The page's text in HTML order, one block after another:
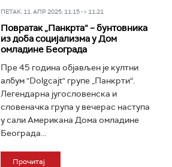
ПЕТАК, 11. АПР 2025, 11:15 -> 11:21
Повратак „Панкрта“ – бунтовника
из доба социјализма у Дом
омладине Београда
Пре 45 година објављен је култни
албум "Dolgcajt" групе „Панкрти“.
Легендарна југословенска и
словеначка група у вечерас наступа
у сали Американа Дома омладине
Београда...
Прочитај